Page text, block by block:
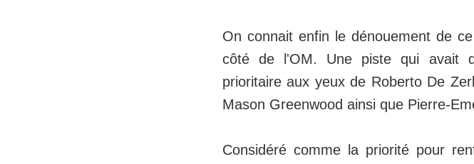
On connait enfin le dénouement de
côté de l'OM. Une piste qui avait
prioritaire aux yeux de Roberto De
Mason Greenwood ainsi que Pierre-
Considéré comme la priorité pour